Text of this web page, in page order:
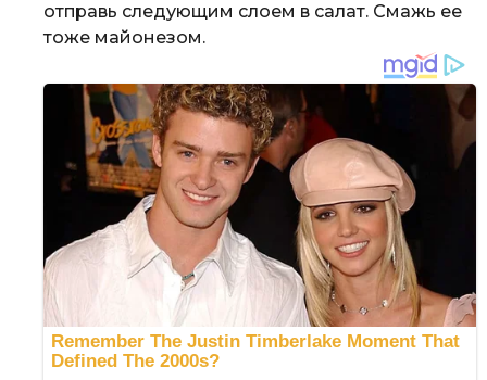
отправь следующим слоем в салат. Смажь ее
тоже майонезом.